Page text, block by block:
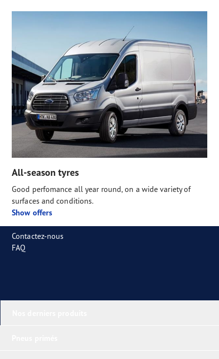
All-season tyres
Good perfomance all year round, on a wide variety of
surfaces and conditions.
Show offers
Contactez-nous
FAQ